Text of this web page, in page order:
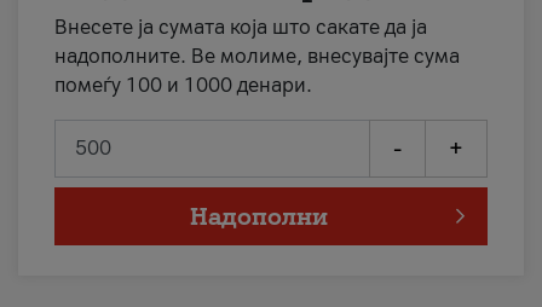
Внесете ја сумата која што сакате да ја
надополните. Ве молиме, внесувајте сума
помеѓу 100 и 1000 денари.
- +
Надополни